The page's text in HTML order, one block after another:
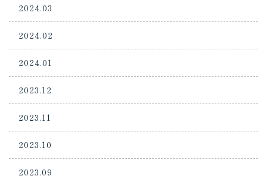
2024.03
2024.02
2024.01
2023.12
2023.11
2023.10
2023.09